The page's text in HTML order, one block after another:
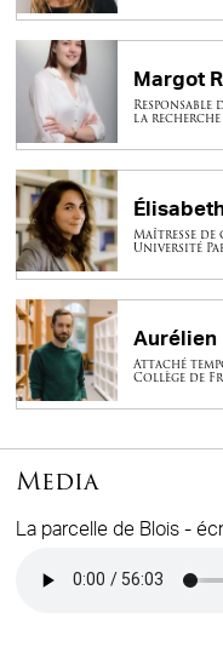
Margot
la
Maîtresse de
Université
Aurélien
Attaché
Collège de
Media
La parcelle de Blois -